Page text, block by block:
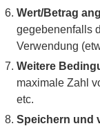
Wert/Betrag
gegebenenfalls
Verwendung
Weitere
maximale Zahl
etc.
Speichern und